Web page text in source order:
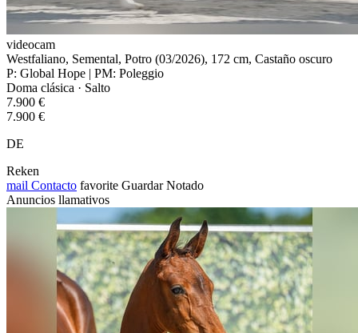
videocam
Westfaliano, Semental, Potro (03/2026), 172 cm, Castaño oscuro
P: Global Hope | PM: Poleggio
Doma clásica · Salto
7.900 €
7.900 €
DE
Reken
mail Contacto favorite Guardar Notado
Anuncios llamativos